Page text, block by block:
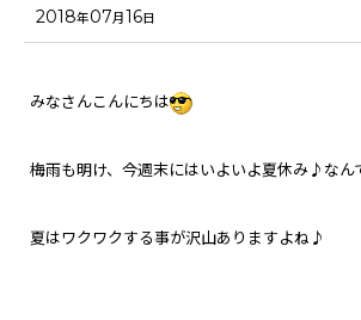
2018年07月16日
みなさんこんにちは
梅雨も明け、今週末にはいよいよ夏休み♪なん
夏はワクワクする事が沢山ありますよね♪